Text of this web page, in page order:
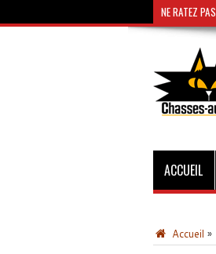
NE RATEZ PAS
ACCUEIL
Accueil »